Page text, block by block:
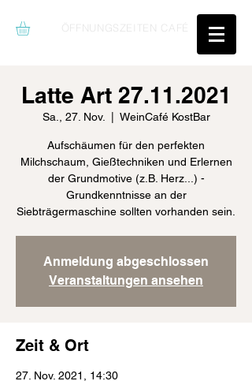
ÖFFNUNGSZEITEN CAFÉ
Latte Art 27.11.2021
Sa., 27. Nov. WeinCafé KostBar
Aufschäumen für den perfekten
Milchschaum, Gießtechniken und Erlernen
der Grundmotive (z.B. Herz...) -
Grundkenntnisse an der
Siebträgermaschine sollten vorhanden sein.
Anmeldung abgeschlossen
Veranstaltungen ansehen
Zeit & Ort
27. Nov. 2021, 14:30